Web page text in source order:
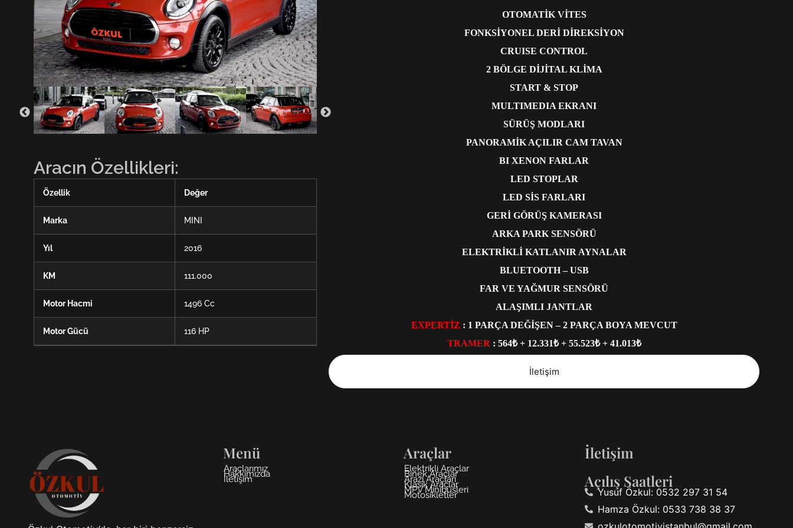
Aracın Özellikleri:
Özellik Değer
Marka MINI
Yıl 2016
KM 111.000
Motor Hacmi 1496 Cc
Motor Gücü 116 HP
OTOMATİK VİTES
FONKSİYONEL DERİ DİREKSİYON
CRUISE CONTROL
2 BÖLGE DİJİTAL KLİMA
START & STOP
MULTIMEDIA EKRANI
SÜRÜŞ MODLARI
PANORAMİK AÇILIR CAM TAVAN
BI XENON FARLAR
LED STOPLAR
LED SİS FARLARI
GERİ GÖRÜŞ KAMERASI
ARKA PARK SENSÖRÜ
ELEKTRİKLİ KATLANIR AYNALAR
BLUETOOTH – USB
FAR VE YAĞMUR SENSÖRÜ
ALAŞIMLI JANTLAR
EXPERTİZ : 1 PARÇA DEĞİŞEN – 2 PARÇA BOYA MEVCUT
TRAMER : 564₺ + 12.331₺ + 55.523₺ + 41.013₺
İletişim
Menü
Araçlarımız
Hakkımızda
İletişim
Araçlar
Elektrikli Araçlar
Binek Araçlar
Arazi Araçları
Klasik Araçlar
MPV Minibüsleri
Motosikletler
İletişim
Açılış Saatleri
Yusuf Özkul: 0532 297 31 54
Hamza Özkul: 0533 738 38 37